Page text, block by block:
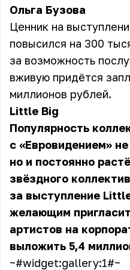
Ольга Бузова
Ценник на
повысился на 300
за возможность
вживую придётся
миллионов рублей.
Little Big
Популярность
с «Евровидением»
но и постоянно
звёздного
за выступление
желающим
артистов на
выложить 5,4
~#widget:gallery:1#~